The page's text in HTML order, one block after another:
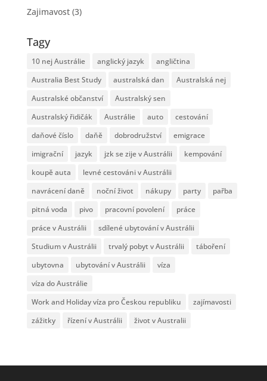
Zajimavost(3)
Tagy
10 nej Austrálie anglický jazyk
angličtina
Australia Best Study
australská dan
Australská nej
Australské občanství
Australský sen
Australský řidičák
Austrálie auto
cestování
daňové číslo
daňě dobrodružství
emigrace
imigrační
jazyk jzk se zije v Austrálii
kempování
koupě auta
levné cestováni v Austrálii
navrácení daně
noční život nákupy party
pařba
pitná voda
pivo pracovní povolení
práce
práce v Austrálii
sdílené ubytování v Austrálii
Studium v Austrálii
trvalý pobyt v Austrálii
táboření
ubytovna
ubytování v Austrálii
víza
víza do Austrálie
Work and Holiday víza pro Českou republiku
zajímavosti
zážitky
řízení v Austrálii život v Australii